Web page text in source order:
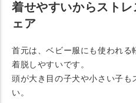
着せやすいからスト
ェア
首元は、ベビー服にも使われ
着脱しやすいです。
頭が大き目の子犬や小さい子も
い。